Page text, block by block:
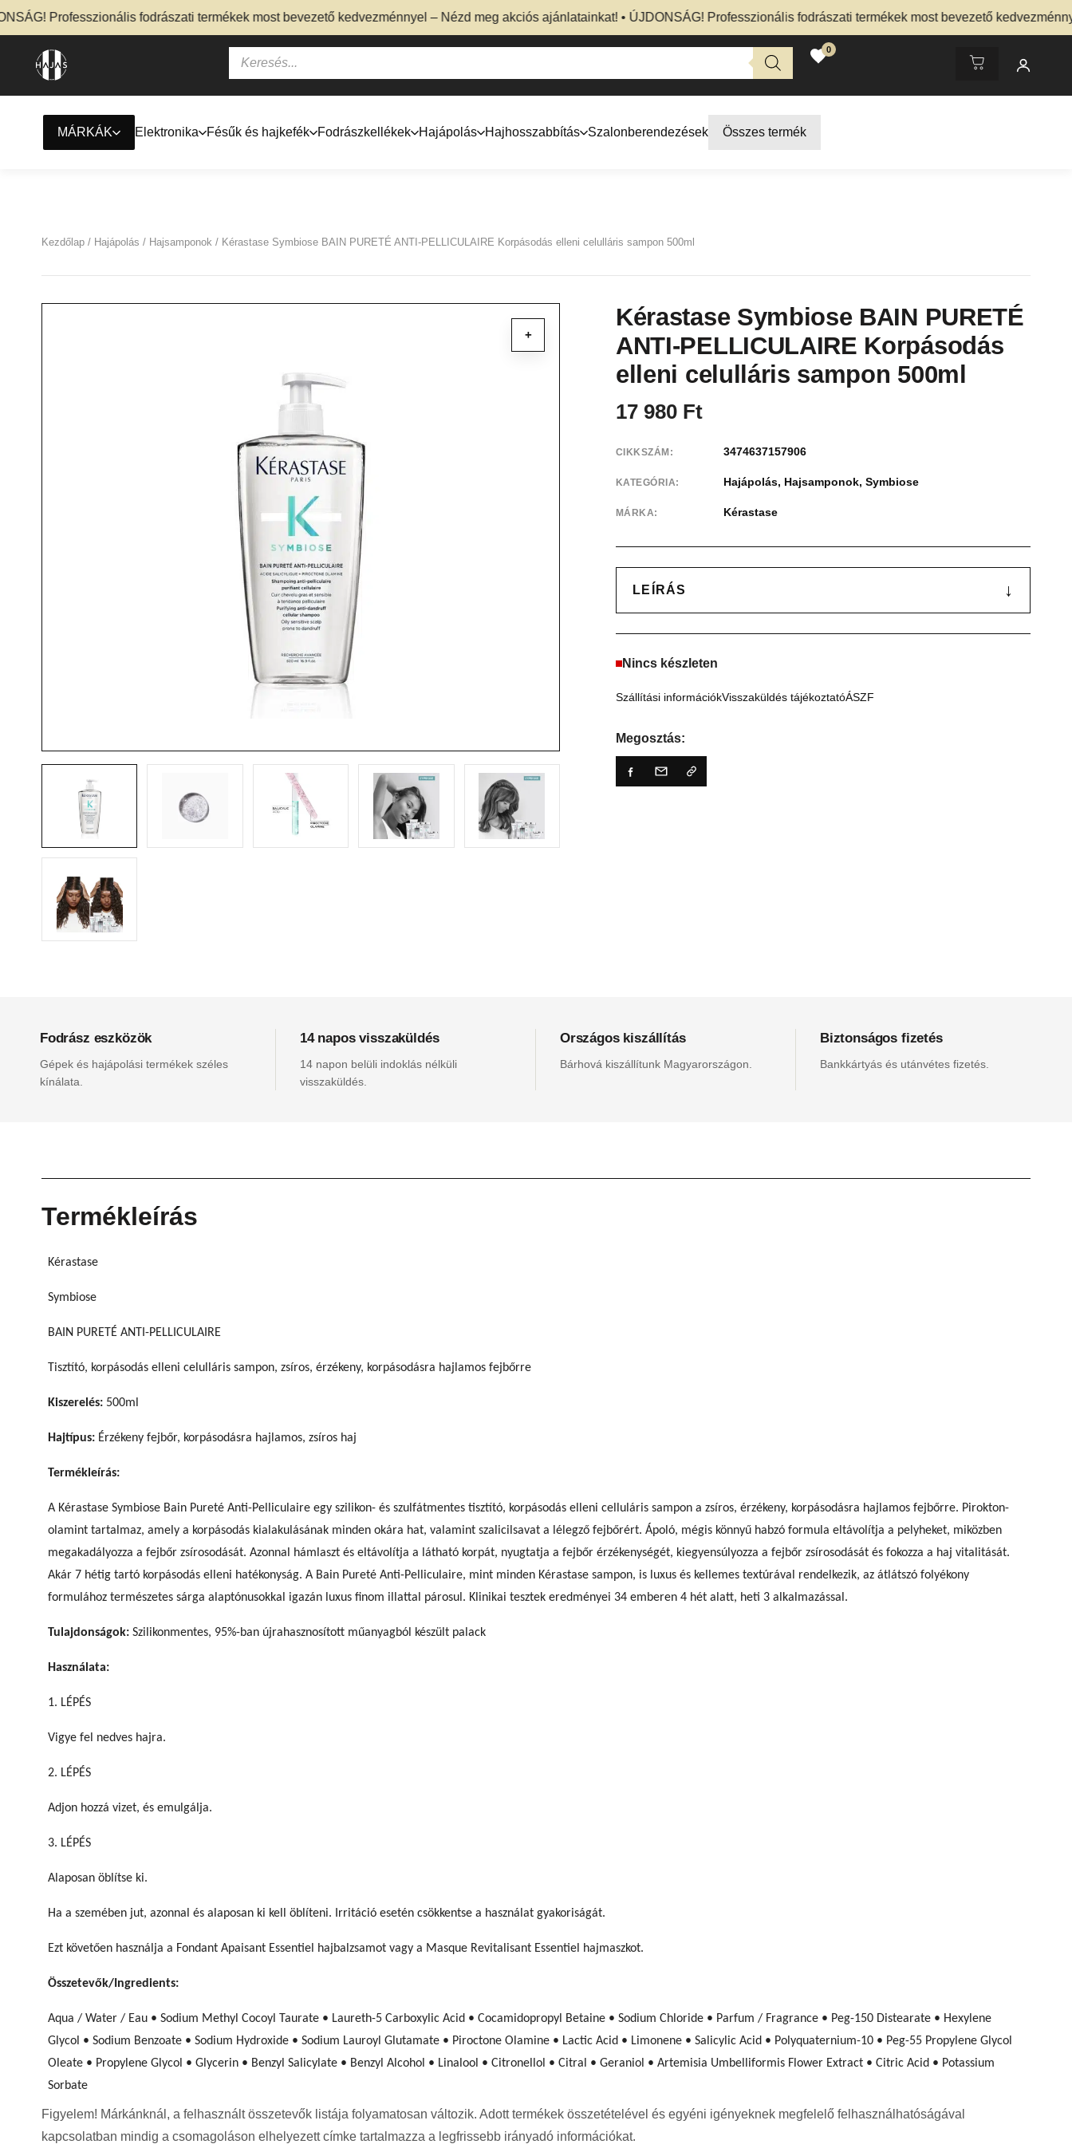
Professzionális fodrászati termékek most bevezető kedvezménnyel – Nézd meg akciós ajánlatainkat! • ÚJDONSÁG! Professzionális fodrászati termékek most bevezető kedvezménnyel
0
MÁRKÁK Elektronika Fésűk és hajkefék Fodrászkellékek Hajápolás Hajhosszabbítás Szalonberendezések Összes termék
Kezdőlap / Hajápolás / Hajsamponok / Kérastase Symbiose BAIN PURETÉ ANTI-PELLICULAIRE Korpásodás elleni celulláris sampon 500ml
+
Kérastase Symbiose BAIN PURETÉ
ANTI-PELLICULAIRE Korpásodás
elleni celulláris sampon 500ml
17 980 Ft
CIKKSZÁM: 3474637157906
KATEGÓRIA: Hajápolás, Hajsamponok, Symbiose
MÁRKA: Kérastase
LEÍRÁS ↓
Nincs készleten
Szállítási információkVisszaküldés tájékoztatóÁSZF
Megosztás:
Fodrász eszközök
Gépek és hajápolási termékek széles
kínálata.
14 napos visszaküldés
14 napon belüli indoklás nélküli
visszaküldés.
Országos kiszállítás
Bárhová kiszállítunk Magyarországon.
Biztonságos fizetés
Bankkártyás és utánvétes fizetés.
Termékleírás
Kérastase
Symbiose
BAIN PURETÉ ANTI-PELLICULAIRE
Tisztító, korpásodás elleni celulláris sampon, zsíros, érzékeny, korpásodásra hajlamos fejbőrre
Kiszerelés: 500ml
Hajtípus: Érzékeny fejbőr, korpásodásra hajlamos, zsíros haj
Termékleírás:
A Kérastase Symbiose Bain Pureté Anti-Pelliculaire egy szilikon- és szulfátmentes tisztító, korpásodás elleni celluláris sampon a zsíros, érzékeny, korpásodásra hajlamos fejbőrre. Pirokton-
olamint tartalmaz, amely a korpásodás kialakulásának minden okára hat, valamint szalicilsavat a lélegző fejbőrért. Ápoló, mégis könnyű habzó formula eltávolítja a pelyheket, miközben
megakadályozza a fejbőr zsírosodását. Azonnal hámlaszt és eltávolítja a látható korpát, nyugtatja a fejbőr érzékenységét, kiegyensúlyozza a fejbőr zsírosodását és fokozza a haj vitalitását.
Akár 7 hétig tartó korpásodás elleni hatékonyság. A Bain Pureté Anti-Pelliculaire, mint minden Kérastase sampon, is luxus és kellemes textúrával rendelkezik, az átlátszó folyékony
formulához természetes sárga alaptónusokkal igazán luxus finom illattal párosul. Klinikai tesztek eredményei 34 emberen 4 hét alatt, heti 3 alkalmazással.
Tulajdonságok: Szilikonmentes, 95%-ban újrahasznosított műanyagból készült palack
Használata:
1. LÉPÉS
Vigye fel nedves hajra.
2. LÉPÉS
Adjon hozzá vizet, és emulgálja.
3. LÉPÉS
Alaposan öblítse ki.
Ha a szemében jut, azonnal és alaposan ki kell öblíteni. Irritáció esetén csökkentse a használat gyakoriságát.
Ezt követően használja a Fondant Apaisant Essentiel hajbalzsamot vagy a Masque Revitalisant Essentiel hajmaszkot.
Összetevők/Ingredients:
Aqua / Water / Eau • Sodium Methyl Cocoyl Taurate • Laureth-5 Carboxylic Acid • Cocamidopropyl Betaine • Sodium Chloride • Parfum / Fragrance • Peg-150 Distearate • Hexylene
Glycol • Sodium Benzoate • Sodium Hydroxide • Sodium Lauroyl Glutamate • Piroctone Olamine • Lactic Acid • Limonene • Salicylic Acid • Polyquaternium-10 • Peg-55 Propylene Glycol
Oleate • Propylene Glycol • Glycerin • Benzyl Salicylate • Benzyl Alcohol • Linalool • Citronellol • Citral • Geraniol • Artemisia Umbelliformis Flower Extract • Citric Acid • Potassium
Sorbate
Figyelem! Márkánknál, a felhasznált összetevők listája folyamatosan változik. Adott termékek összetételével és egyéni igényeknek megfelelő felhasználhatóságával
kapcsolatban mindig a csomagoláson elhelyezett címke tartalmazza a legfrissebb irányadó információkat.